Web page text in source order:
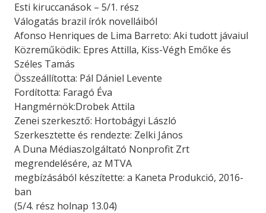
Esti kiruccanások – 5/1. rész
Válogatás brazil írók novelláiból
Afonso Henriques de Lima Barreto: Aki tudott jávaiul
Közreműködik: Epres Attilla, Kiss-Végh Emőke és
Széles Tamás
Összeállította: Pál Dániel Levente
Fordította: Faragó Éva
Hangmérnök:Drobek Attila
Zenei szerkesztő: Hortobágyi László
Szerkesztette és rendezte: Zelki János
A Duna Médiaszolgáltató Nonprofit Zrt
megrendelésére, az MTVA
megbízásából készítette: a Kaneta Produkció, 2016-
ban
(5/4. rész holnap 13.04)